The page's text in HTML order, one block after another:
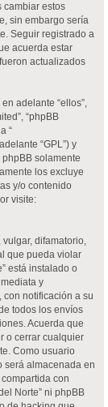
cambiar estos
sin embargo sería
Seguir registrado a
acuerda estar
actualizados
adelante “ellos”,
“phpBB
“
“GPL”) y
phpBB solamente
los excluye
y/o contenido
visite:
difamatorio,
que pueda violar
está instalado o
y
con notificación a su
todos los envíos
Acuerda que
o cerrar cualquier
Como usuario
será almacenada en
con
Norte” ni phpBB